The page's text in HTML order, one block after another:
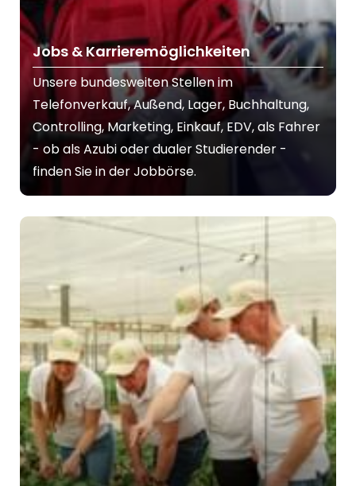
Jobs & Karrieremöglichkeiten
Unsere bundesweiten Stellen im
Telefonverkauf, Außend, Lager, Buchhaltung,
Controlling, Marketing, Einkauf, EDV, als Fahrer
- ob als Azubi oder dualer Studierender -
finden Sie in der Jobbörse.